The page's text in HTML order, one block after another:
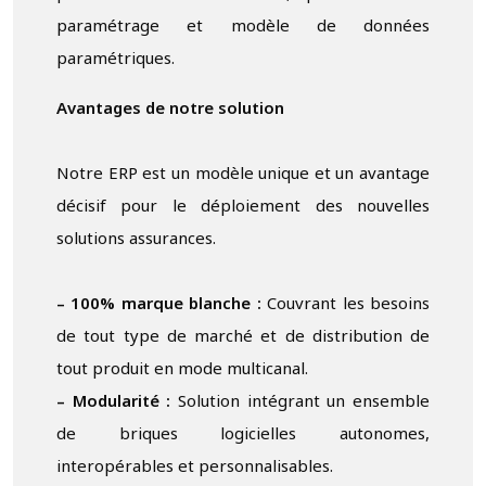
paramétrage et modèle de données
paramétriques.
Avantages de notre solution
Notre ERP est un modèle unique et un avantage
décisif pour le déploiement des nouvelles
solutions assurances.
– 100% marque blanche :Couvrant les besoins
de tout type de marché et de distribution de
tout produit en mode multicanal.
– Modularité : Solution intégrant un ensemble
de briques logicielles autonomes,
interopérables et personnalisables.